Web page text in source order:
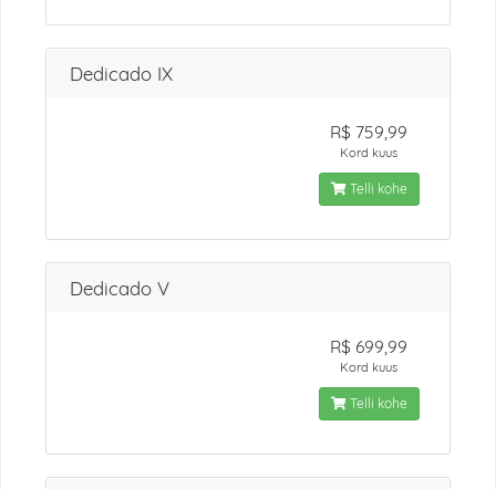
Dedicado IX
R$ 759,99
Kord kuus
Telli kohe
Dedicado V
R$ 699,99
Kord kuus
Telli kohe